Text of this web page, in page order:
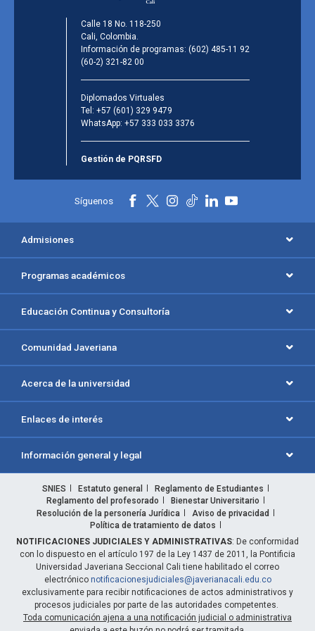
Calle 18 No. 118-250
Cali, Colombia.
Información de programas: (602) 485-11 92
(60-2) 321-82 00
Diplomados Virtuales
Tel: +57 (601) 329 9479
WhatsApp: +57 333 033 3376
Gestión de PQRSFD
Síguenos
Admisiones
Programas académicos
Educación Continua y Consultoría
Comunidad Javeriana
Acerca de la universidad
Enlaces de interés
Información general y legal
SNIES Estatuto general
Reglamento de Estudiantes
Reglamento del profesorado
Bienestar Universitario
Resolución de la personería Jurídica
Aviso de privacidad
Política de tratamiento de datos
NOTIFICACIONES JUDICIALES Y ADMINISTRATIVAS: De conformidad
con lo dispuesto en el artículo 197 de la Ley 1437 de 2011, la Pontificia
Universidad Javeriana Seccional Cali tiene habilitado el correo
electrónico notificacionesjudiciales@javerianacali.edu.co
exclusivamente para recibir notificaciones de actos administrativos y
procesos judiciales por parte de las autoridades competentes.
Toda comunicación ajena a una notificación judicial o administrativa